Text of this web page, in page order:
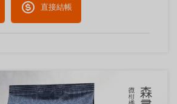
直接結帳